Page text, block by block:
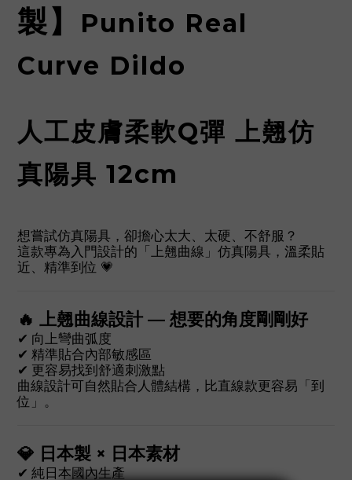
製】
Punito Real
Curve Dildo
人工皮膚柔軟Q彈 上翹仿
真陽具 12cm
想嘗試仿真陽具，卻擔心太大、太硬、不舒服？
這款專為入門設計的「上翹曲線」仿真陽具，溫柔貼
近、精準到位 💗
🔥 上翹曲線設計 — 想要的角度剛剛好
✔ 向上彎曲弧度
✔ 精準貼合內部敏感區
✔ 更容易找到舒適刺激點
曲線設計可自然貼合人體結構，比直線款更容易「到
位」。
💎 日本製 × 日本素材
✔ 純日本國內生產